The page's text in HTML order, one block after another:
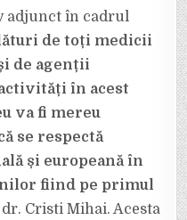
adjunct în cadrul
de toți medicii
de agenții
în acest
va fi mereu
se respectă
și europeană în
fiind pe primul
Cristi Mihai. Acesta